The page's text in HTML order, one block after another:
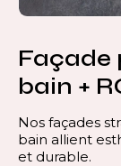
Façade
bain +
Nos façades
bain allient
et durable.